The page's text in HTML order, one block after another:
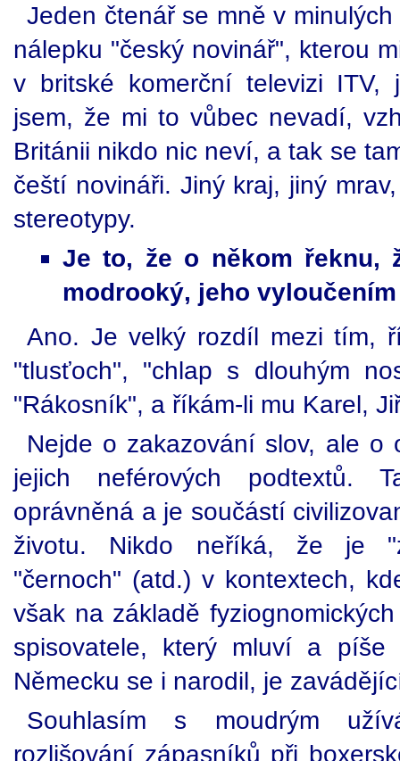
Jeden čtenář se mně v
nálepku "český novinář", kterou
v britské komerční televizi ITV,
jsem, že mi to vůbec nevadí,
Británii nikdo nic neví, a tak se
čeští novináři. Jiný kraj, jiný
stereotypy.
Je to, že o někom řeknu,
modrooký, jeho
Ano. Je velký rozdíl mezi tím,
"tlusťoch", "chlap s dlouhým
"Rákosník", a říkám-li mu Karel,
Nejde o zakazování slov, ale o
jejich neférových podtextů.
oprávněná a je součástí
životu. Nikdo neříká, že je
"černoch" (atd.) v kontextech,
však na základě
spisovatele, který mluví a
Německu se i narodil, je
Souhlasím s moudrým
rozlišování zápasníků při